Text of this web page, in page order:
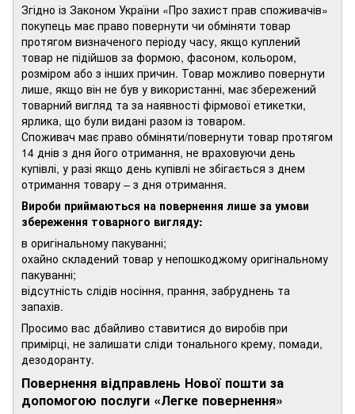
Згідно із Законом України «Про захист прав споживачів»
покупець має право повернути чи обміняти товар
протягом визначеного періоду часу, якщо куплений
товар не підійшов за формою, фасоном, кольором,
розміром або з інших причин. Товар можливо повернути
лише, якщо він не був у використанні, має збережений
товарний вигляд та за наявності фірмової етикетки,
ярлика, що були видані разом із товаром.
Споживач має право обміняти/повернути товар протягом
14 днів з дня його отримання, не враховуючи день
купівлі, у разі якщо день купівлі не збігається з днем
отримання товару – з дня отримання.
Вироби приймаються на повернення лише за умови
збереження товарного вигляду:
в оригінальному пакуванні;
охайно складений товар у непошкоджому оригінальному
пакуванні;
відсутність слідів носіння, прання, забруднень та
запахів.
Просимо вас дбайливо ставитися до виробів при
примірці, не залишати сліди тонального крему, помади,
дезодоранту.
Повернення відправлень Нової пошти за
допомогою послуги «Легке повернення»